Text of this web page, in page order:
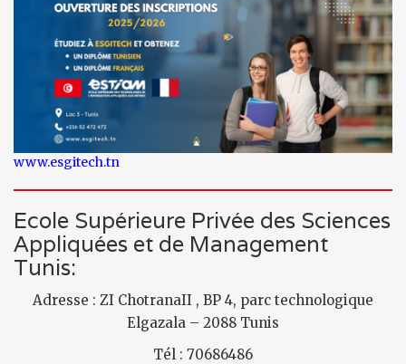
www.esgitech.tn
Ecole Supérieure Privée des Sciences
Appliquées et de Management
Tunis:
Adresse : ZI ChotranaII , BP 4, parc technologique
Elgazala – 2088 Tunis
Tél : 70686486